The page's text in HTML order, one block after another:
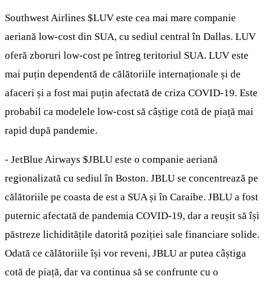
Southwest Airlines $LUV este cea mai mare companie
aeriană low-cost din SUA, cu sediul central în Dallas. LUV
oferă zboruri low-cost pe întreg teritoriul SUA. LUV este
mai puțin dependentă de călătoriile internaționale și de
afaceri și a fost mai puțin afectată de criza COVID-19. Este
probabil ca modelele low-cost să câștige cotă de piață mai
rapid după pandemie.
- JetBlue Airways $JBLU este o companie aeriană
regionalizată cu sediul în Boston. JBLU se concentrează pe
călătoriile pe coasta de est a SUA și în Caraibe. JBLU a fost
puternic afectată de pandemia COVID-19, dar a reușit să își
păstreze lichiditățile datorită poziției sale financiare solide.
Odată ce călătoriile își vor reveni, JBLU ar putea câștiga
cotă de piață, dar va continua să se confrunte cu o